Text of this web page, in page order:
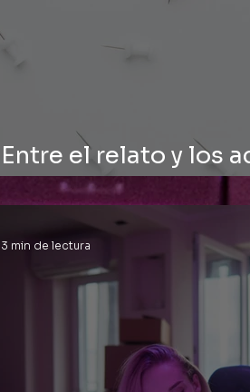
Entre el relato y los
credibilidad
3 min de lectura